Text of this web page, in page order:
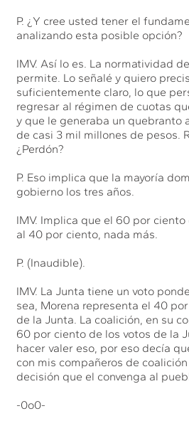
P. ¿Y cree usted tener el
analizando esta posible opción?
IMV. Así lo es. La normatividad
permite. Lo señalé y quiero
suficientemente claro, lo que
regresar al régimen de cuotas
y que le generaba un quebranto
de casi 3 mil millones de pesos.
¿Perdón?
P. Eso implica que la mayoría
gobierno los tres años.
IMV. Implica que el 60 por
al 40 por ciento, nada más.
P. (Inaudible).
IMV. La Junta tiene un voto
sea, Morena representa el 40
de la Junta. La coalición, en su
60 por ciento de los votos de la
hacer valer eso, por eso decía
con mis compañeros de
decisión que el convenga al
-0o0-